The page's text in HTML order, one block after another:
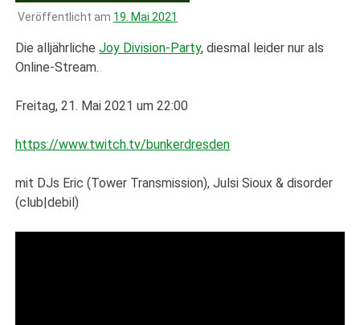
Veröffentlicht am 19. Mai 2021
Die alljährlicheJoy Division-Party, diesmal leider nur als
Online-Stream.
Freitag, 21. Mai 2021 um 22:00
https://www.twitch.tv/bunkerdresden
mit DJs Eric (Tower Transmission), Julsi Sioux & disorder
(club|debil)